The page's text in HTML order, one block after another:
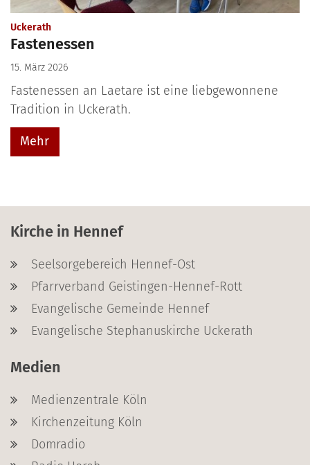
Uckerath:
Fastenessen
15. März 2026
Fastenessen an Laetare ist eine liebgewonnene
Tradition in Uckerath.
Mehr
Kirche in Hennef
Seelsorgebereich Hennef-Ost
Pfarrverband Geistingen-Hennef-Rott
Evangelische Gemeinde Hennef
Evangelische Stephanuskirche Uckerath
Medien
Medienzentrale Köln
Kirchenzeitung Köln
Domradio